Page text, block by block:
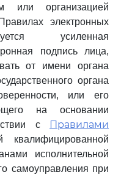
или организацией
электронных
усиленная
подпись лица,
от имени органа
органа
или его
на основании
с
Правилами
квалифицированной
исполнительной
самоуправления при